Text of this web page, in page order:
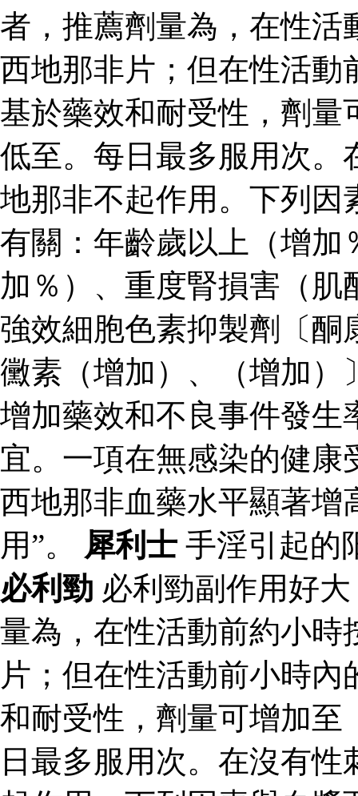
者，推薦劑量為，在性活
西地那非片；但在性活動
基於藥效和耐受性，劑量
低至。每日最多服用次。
地那非不起作用。下列因
有關：年齡歲以上（增加
加％）、重度腎損害（
強效細胞色素抑製劑〔酮
黴素（增加）、（增加）
增加藥效和不良事件發生
宜。一項在無感染的健
西地那非血藥水平顯著增
用”。 犀利士 手淫引起的
必利勁 必利勁副作用好大
量為，在性活動前約小時
片；但在性活動前小時
和耐受性，劑量可增加至
日最多服用次。在沒有